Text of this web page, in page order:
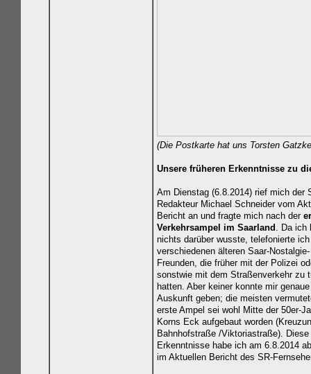
(Die Postkarte hat uns Torsten
Unsere früheren Erkenntnisse zu
Am Dienstag (6.8.2014) rief mich der
Redakteur Michael Schneider vom
Bericht an und fragte mich nach der
Verkehrsampel im Saarland . Da ich
nichts darüber wusste, telefonierte
verschiedenen älteren Saar-Nostalgie-
Freunden, die früher mit der Polizei
sonstwie mit dem Straßenverkehr zu
hatten. Aber keiner konnte mir genaue
Auskunft geben; die meisten
erste Ampel sei wohl Mitte der 50er-
Korns Eck aufgebaut worden
Bahnhofstraße /Viktoriastraße). Diese
Erkenntnisse habe ich am 6.8.2014
im Aktuellen Bericht des SR-